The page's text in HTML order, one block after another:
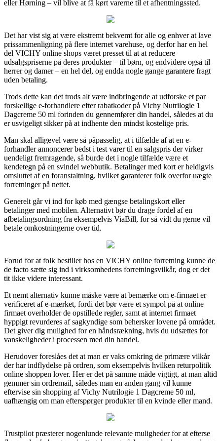
eller Hørning – vil blive at få kørt varerne til et afhentningssted.
Det har vist sig at være ekstremt bekvemt for alle og enhver at lave
prissammenligning på flere internet varehuse, og derfor har en hel
del VICHY online shops været presset til at at reducere
udsalgspriserne på deres produkter – til børn, og endvidere også til
herrer og damer – en hel del, og endda nogle gange garantere fragt
uden betaling.
Trods dette kan det trods alt være indbringende at udforske et par
forskellige e-forhandlere efter rabatkoder på Vichy Nutrilogie 1
Dagcreme 50 ml forinden du gennemfører din handel, således at du
er usvigeligt sikker på at indhente den mindst kostelige pris.
Man skal alligevel være så påpasselig, at i tilfælde af at en e-
forhandler annoncerer bedst i test varer til en salgspris der virker
uendeligt fremragende, så burde det i nogle tilfælde være et
kendetegn på en svindel webbutik. Betalinger med kort er heldigvis
omsluttet af en foranstaltning, hvilket garanterer folk overfor uægte
forretninger på nettet.
Generelt går vi ind for køb med gængse betalingskort eller
betalinger med mobilen. Alternativt bør du drage fordel af en
afbetalingsordning fra eksempelvis ViaBill, for så vidt du gerne vil
betale omkostningerne over tid.
Forud for at folk bestiller hos en VICHY online forretning kunne de
de facto sætte sig ind i virksomhedens forretningsvilkår, dog er det
tit ikke videre interessant.
Et nemt alternativ kunne måske være at bemærke om e-firmaet er
verificeret af e-mærket, fordi det bør være et sympol på at online
firmaet overholder de opstillede regler, samt at internet firmaet
hyppigt revurderes af sagkyndige som behersker lovene på området.
Det giver dig mulighed for en håndsrækning, hvis du udsættes for
vanskeligheder i processen med din handel.
Herudover foreslåes det at man er vaks omkring de primære vilkår
der har indflydelse på ordren, som eksempelvis hvilken returpolitik
online shoppen lover. Her er det på samme måde vigtigt, at man altid
gemmer sin ordremail, således man en anden gang vil kunne
eftervise sin shopping af Vichy Nutrilogie 1 Dagcreme 50 ml,
uafhængig om man efterspørger produkter til en kvinde eller mand.
Trustpilot præsterer nogenlunde relevante muligheder for at efterse